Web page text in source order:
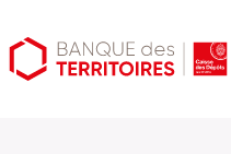
Aller
au
Aller
au
Ouvrir
les